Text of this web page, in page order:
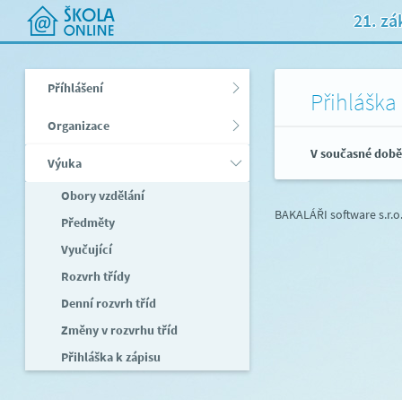
21.
Příhlášení
Organizace
Výuka
Obory vzdělání
Předměty
Vyučující
Rozvrh třídy
Denní rozvrh tříd
Změny v rozvrhu tříd
Přihláška k zápisu
V současné
BAKALÁŘI software s.r.o.